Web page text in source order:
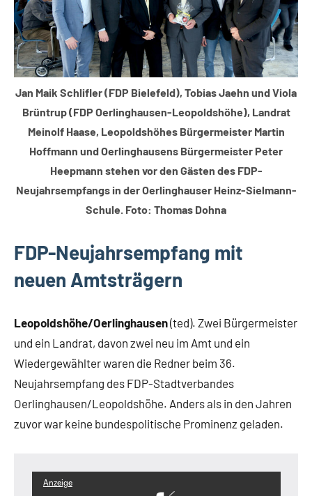
Jan Maik Schlifler (FDP Bielefeld), Tobias Jaehn und Viola
Brüntrup (FDP Oerlinghausen-Leopoldshöhe), Landrat
Meinolf Haase, Leopoldshöhes Bürgermeister Martin
Hoffmann und Oerlinghausens Bürgermeister Peter
Heepmann stehen vor den Gästen des FDP-
Neujahrsempfangs in der Oerlinghauser Heinz-Sielmann-
Schule. Foto: Thomas Dohna
FDP-Neujahrsempfang mit
neuen Amtsträgern
Leopoldshöhe/Oerlinghausen(ted). Zwei Bürgermeister
und ein Landrat, davon zwei neu im Amt und ein
Wiedergewählter waren die Redner beim 36.
Neujahrsempfang des FDP-Stadtverbandes
Oerlinghausen/Leopoldshöhe. Anders als in den Jahren
zuvor war keine bundespolitische Prominenz geladen.
Anzeige